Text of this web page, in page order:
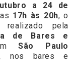
a 24 de
17h às 20h, o
pela
de Bares e
São Paulo
nos bares e